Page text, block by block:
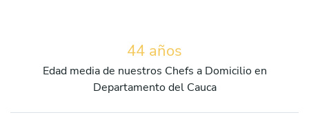
44 años
Edad media de nuestros Chefs a Domicilio en
Departamento del Cauca